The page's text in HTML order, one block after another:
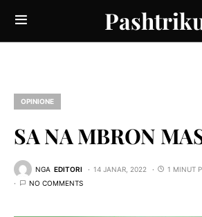
OPINIONE
SA NA MBRON
NGA EDITORI 14 JANAR, 2022
1 MINUT
NO COMMENTS